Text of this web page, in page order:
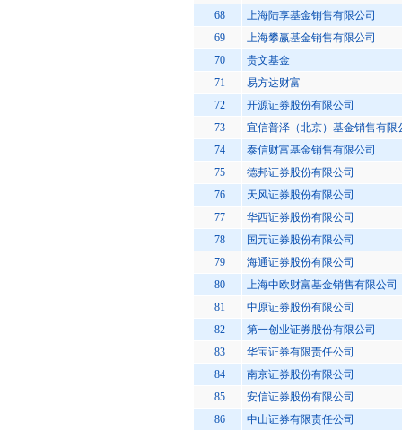
68
上海陆享基金销售有限公司
69
上海攀赢基金销售有限公司
70
贵文基金
71
易方达财富
72
开源证券股份有限公司
73
宜信普泽（北京）基金销售有限
74
泰信财富基金销售有限公司
75
德邦证券股份有限公司
76
天风证券股份有限公司
77
华西证券股份有限公司
78
国元证券股份有限公司
79
海通证券股份有限公司
80
上海中欧财富基金销售有限公司
81
中原证券股份有限公司
82
第一创业证券股份有限公司
83
华宝证券有限责任公司
84
南京证券股份有限公司
85
安信证券股份有限公司
86
中山证券有限责任公司